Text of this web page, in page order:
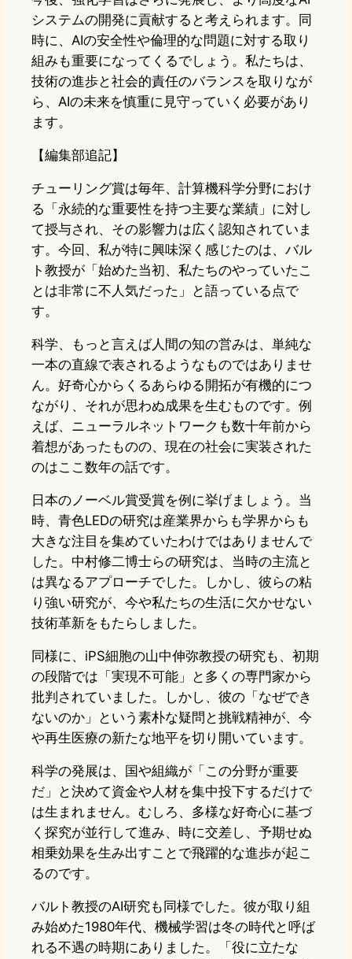
システムの開発に貢献すると考えられます。同
時に、AIの安全性や倫理的な問題に対する取り
組みも重要になってくるでしょう。私たちは、
技術の進歩と社会的責任のバランスを取りなが
ら、AIの未来を慎重に見守っていく必要があり
ます。
【編集部追記】
チューリング賞は毎年、計算機科学分野におけ
る「永続的な重要性を持つ主要な業績」に対し
て授与され、その影響力は広く認知されていま
す。今回、私が特に興味深く感じたのは、バル
ト教授が「始めた当初、私たちのやっていたこ
とは非常に不人気だった」と語っている点で
す。
科学、もっと言えば人間の知の営みは、単純な
一本の直線で表されるようなものではありませ
ん。好奇心からくるあらゆる開拓が有機的につ
ながり、それが思わぬ成果を生むものです。例
えば、ニューラルネットワークも数十年前から
着想があったものの、現在の社会に実装された
のはここ数年の話です。
日本のノーベル賞受賞を例に挙げましょう。当
時、青色LEDの研究は産業界からも学界からも
大きな注目を集めていたわけではありませんで
した。中村修二博士らの研究は、当時の主流と
は異なるアプローチでした。しかし、彼らの粘
り強い研究が、今や私たちの生活に欠かせない
技術革新をもたらしました。
同様に、iPS細胞の山中伸弥教授の研究も、初期
の段階では「実現不可能」と多くの専門家から
批判されていました。しかし、彼の「なぜでき
ないのか」という素朴な疑問と挑戦精神が、今
や再生医療の新たな地平を切り開いています。
科学の発展は、国や組織が「この分野が重要
だ」と決めて資金や人材を集中投下するだけで
は生まれません。むしろ、多様な好奇心に基づ
く探究が並行して進み、時に交差し、予期せぬ
相乗効果を生み出すことで飛躍的な進歩が起こ
るのです。
バルト教授のAI研究も同様でした。彼が取り組
み始めた1980年代、機械学習は冬の時代と呼ば
れる不遇の時期にありました。「役に立たな